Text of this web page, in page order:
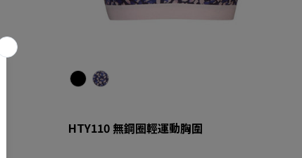
HTY110 黑色 (BL)
HTY110 藍色×粉紅色 (KO)
HTY110 無鋼圈輕運動胸圍